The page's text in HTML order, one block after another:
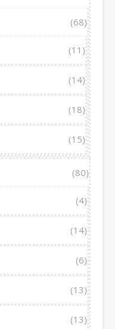
(68)
(11)
(14)
(18)
(15)
(80)
(4)
(14)
(6)
(13)
(13)